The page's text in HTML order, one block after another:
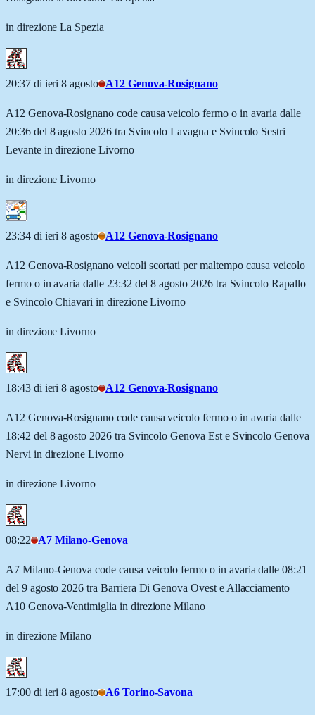
in direzione La Spezia
20:37 di ieri 8 agosto A12 Genova-Rosignano
A12 Genova-Rosignano code causa veicolo fermo o in avaria dalle
20:36 del 8 agosto 2026 tra Svincolo Lavagna e Svincolo Sestri
Levante in direzione Livorno
in direzione Livorno
23:34 di ieri 8 agosto A12 Genova-Rosignano
A12 Genova-Rosignano veicoli scortati per maltempo causa veicolo
fermo o in avaria dalle 23:32 del 8 agosto 2026 tra Svincolo Rapallo
e Svincolo Chiavari in direzione Livorno
in direzione Livorno
18:43 di ieri 8 agosto A12 Genova-Rosignano
A12 Genova-Rosignano code causa veicolo fermo o in avaria dalle
18:42 del 8 agosto 2026 tra Svincolo Genova Est e Svincolo Genova
Nervi in direzione Livorno
in direzione Livorno
08:22 A7 Milano-Genova
A7 Milano-Genova code causa veicolo fermo o in avaria dalle 08:21
del 9 agosto 2026 tra Barriera Di Genova Ovest e Allacciamento
A10 Genova-Ventimiglia in direzione Milano
in direzione Milano
17:00 di ieri 8 agosto A6 Torino-Savona